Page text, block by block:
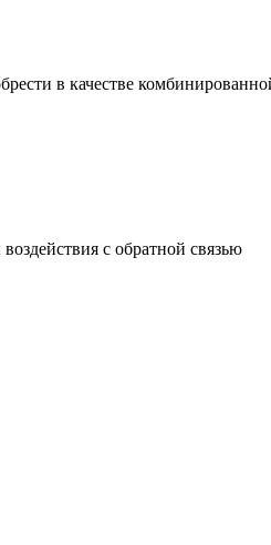
в качестве
с обратной связью